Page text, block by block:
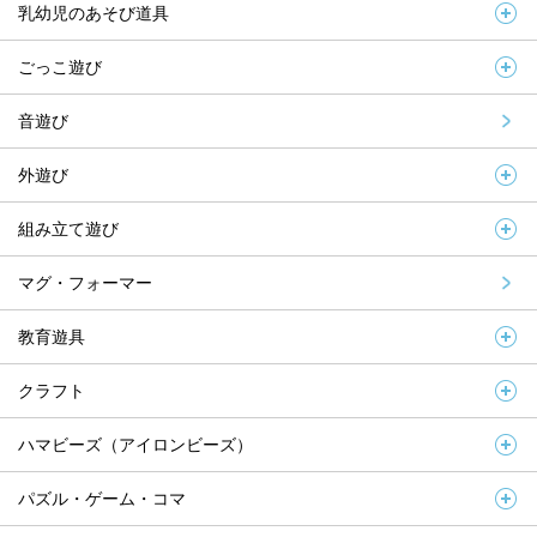
乳幼児のあそび道具
ごっこ遊び
音遊び
外遊び
組み立て遊び
マグ・フォーマー
教育遊具
クラフト
ハマビーズ（アイロンビーズ）
パズル・ゲーム・コマ